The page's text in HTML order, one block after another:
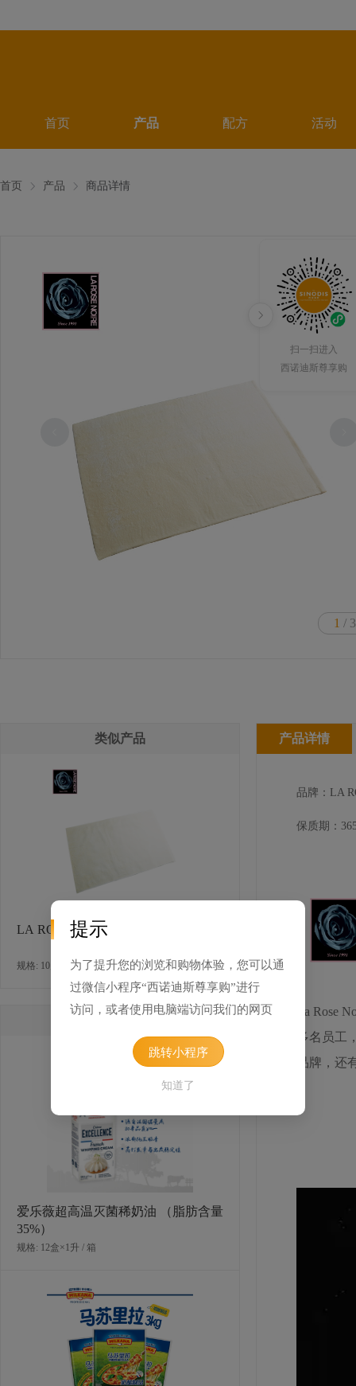
首页 产品 配方 活动
扫一扫进入
西诺迪斯尊享购
首页 产品 商品详情
1 / 3
类似产品
LA ROSE NOIRE 大酥皮
规格: 10片×850克 / 箱
爱乐薇超高温灭菌稀奶油 （脂肪含量
35%）
规格: 12盒×1升 / 箱
产品详情
品牌：LA
保质期：
La Rose
多名员
品牌，还
提示
为了提升您的浏览和购物体验，您可以通
过微信小程序“西诺迪斯尊享购”进行
访问，或者使用电脑端访问我们的网页
跳转小程序
知道了